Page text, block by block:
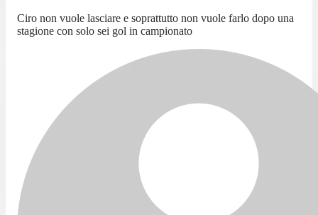
Ciro non vuole lasciare e soprattutto non vuole farlo dopo una
stagione con solo sei gol in campionato